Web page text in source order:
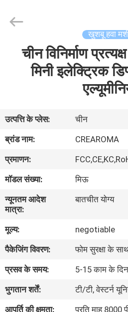
वीडियो
दिखाएँ
हमारे
बारे
में
कारखाना
भ्रमण
Market.
खुशबू हवा
चीन विनिर्माण
मिनी इलेक्ट्रिक
उत्पत्ति के प्लेस:
चीन
ब्रांड नाम:
CREAROMA
प्रमाणन:
मॉडल संख्या:
मिऊ
न्यूनतम आदेश
मात्रा:
बातचीत योग्य
मूल्य:
negotiable
पैकेजिंग विवरण:
फोम सुरक्षा के
प्रसव के समय:
5-15 काम के दिन
भुगतान शर्तें:
टी/टी, वेस्टर्न
आपूर्ति की क्षमता:
प्रति माह 8000